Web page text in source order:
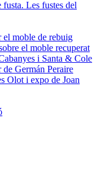
Les fustes del
el moble de rebuig
el moble recuperat
i Santa & Cole
Germán Peraire
Olot i expo de Joan